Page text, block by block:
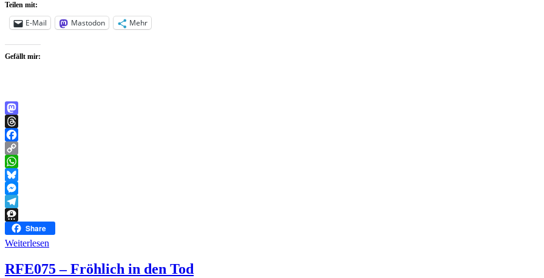
Teilen mit:
E-Mail Mastodon Mehr
Gefällt mir:
Mastodon
Threads
Facebook
Copy
Link
WhatsApp
Bluesky
Messenger
Telegram
Threema
Share
Weiterlesen
RFE075 – Fröhlich in den Tod